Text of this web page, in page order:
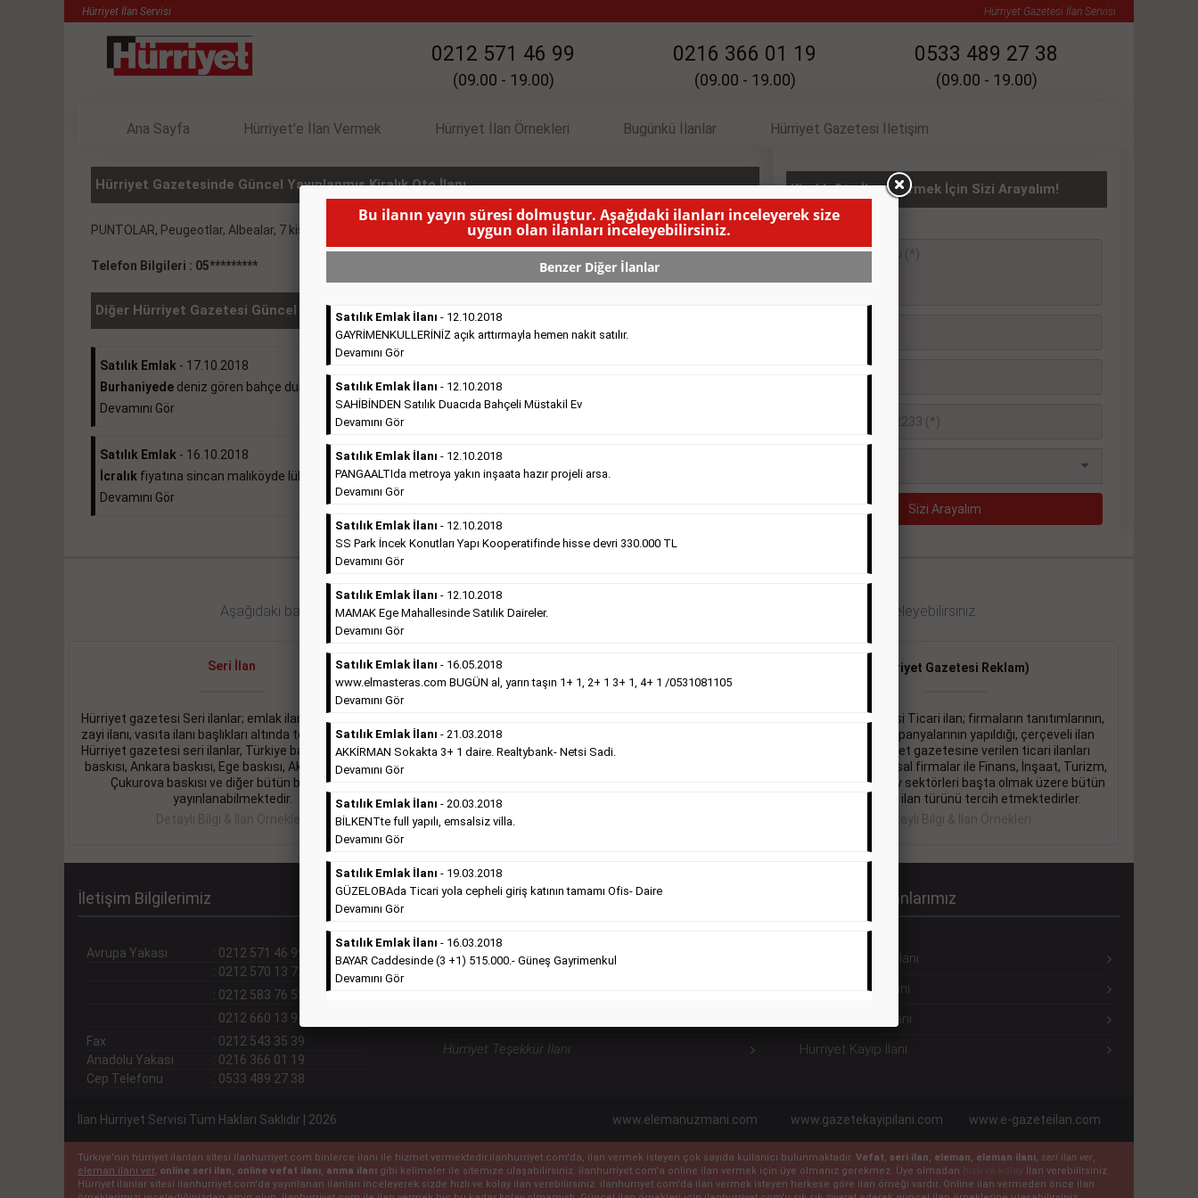
Hürriyet İlan Servisi Hürriyet Gazetesi İlan Servisi
0212 571 46 99
(09.00 - 19.00)
0216 366 01 19
(09.00 - 19.00)
0533 489 27 38
(09.00 - 19.00)
Ana Sayfa Hürriyet'e İlan Vermek Hürriyet İlan Örnekleri Bugünkü İlanlar Hürriyet Gazetesi İletişim
Hürriyet Gazetesinde Güncel Yayınlanmış Kiralık Oto İlanı
PUNTOLAR, Peugeotlar, Albealar, 7 kişilik Araçlar 0.532.130.90.45- ( BU İLANIN YAYINLANMA SÜRESİ DOLMUŞTUR )
Telefon Bilgileri : 05*********
Diğer Hürriyet Gazetesi Güncel İlanlar
Satılık Emlak - 17.10.2018
Burhaniyede deniz gören bahçe dubleksi 370.000e ...
Devamını Gör
Belediyesitesinde süper kelepir 415.000e ...
Devamını Gör
Satılık Emlak - 16.10.2018
İcralık fiyatına sincan malıköyde lüks daire ...
Devamını Gör
Satılık Emlak
Gebzedesatılık sıfır otel 34 odalı. ...
Kiralık Oto İlanı Vermek İçin Sizi Arayalım!
Aşağıdaki bağlantıları takip ederek Hürriyet gazetesi ilan türleri hakkında detaylara ulaşabilir, ilan örneklerini inceleyebilirsiniz.
Seri İlan
Hürriyet gazetesi Seri ilanlar; emlak ilanı, eleman ilanı,
zayi ilanı, vasıta ilanı başlıkları altında toplanmaktadır.
Hürriyet gazetesi seri ilanlar, Türkiye baskısı, İstanbul
baskısı, Ankara baskısı, Ege baskısı, Akdeniz baskısı,
Çukurova baskısı ve diğer bütün bölgelerde
yayınlanabilmektedir.
Detaylı Bilgi & İlan Örnekleri
Sosyal İlan
türü altında vefat ilanı anma ilan, başsağlığı ilanı,
teşekkür ilanı vb. ilan türleri toplanmaktadır. Ticari
(Hürriyet Gazetesi Reklam)
Hürriyet gazetesi Ticari ilan; firmaların tanıtımlarının,
duyuru ve kampanyalarının yapıldığı, çerçeveli ilan
çeşididir.Hüriyet gazetesine verilen ticari ilanları
genellikle kurumsal firmalar ile Finans, İnşaat, Turizm,
Eğitim, Otomotiv sektörleri başta olmak üzere bütün
sektörler bu ilan türünü tercih etmektedirler.
Detaylı Bilgi & İlan Örnekleri
İletişim Bilgilerimiz
Avrupa Yakası : 0212 571 46 99 (pbx)
: 0212 570 13 71
: 0212 583 76 53
: 0212 660 13 94
Fax
: 0212 543 35 39
Anadolu Yakası
: 0216 366 01 19
Cep Telefonu
: 0533 489 27 38
Hürriyet Sosyal İlanlarımız
Hürriyet Vefat İlanı
Hürriyet Teşekkür İlanı
Hürriyet Seri İlanlarımız
Hürriyet Eleman İlanı
Hürriyet Emlak İlanı
Hürriyet Vasıta İlanı
Hürriyet Kayıp İlanı
İlan Hürriyet Servisi Tüm Hakları Saklıdır | 2026 www.elemanuzmani.com www.gazetekayipilani.com www.e-gazeteilan.com
Türkiye'nin hürriyet ilanları sitesi ilanhurriyet.com binlerce ilanı ile hizmet vermektedir.ilanhurriyet.com'da, ilan vermek isteyen çok sayıda kullanıcı bulunmaktadır. Vefat, seri ilan, eleman, eleman ilanı, seri ilan ver,
eleman ilanı ver, online seri ilan, online vefat ilanı, anma ilanı gibi kelimeler ile sitemize ulaşabilirsiniz. ilanhurriyet.com'a online ilan vermek için üye olmanız gerekmez. Üye olmadan
İlan verebilirsiniz.
Hürriyet ilanlar sitesi ilanhurriyet.com'da yayınlanan ilanları inceleyerek sizde hızlı ve kolay ilan verebilirsiniz. ilanhurriyet.com'da ilan vermek isteyen herkese göre ilan örneği vardır. Online ilan vermeden önce ilan
Bu ilanın yayın süresi dolmuştur. Aşağıdaki ilanları inceleyerek size
uygun olan ilanları inceleyebilirsiniz.
Benzer Diğer İlanlar
Satılık Emlak İlanı - 12.10.2018
GAYRİMENKULLERİNİZ açık arttırmayla hemen nakit satılır.
Devamını Gör
Satılık Emlak İlanı - 12.10.2018
SAHİBİNDEN Satılık Duacıda Bahçeli Müstakil Ev
Devamını Gör
Satılık Emlak İlanı - 12.10.2018
PANGAALTIda metroya yakın inşaata hazır projeli arsa.
Devamını Gör
Satılık Emlak İlanı - 12.10.2018
SS Park İncek Konutları Yapı Kooperatifinde hisse devri 330.000 TL
Devamını Gör
Satılık Emlak İlanı - 12.10.2018
MAMAK Ege Mahallesinde Satılık Daireler.
Devamını Gör
Satılık Emlak İlanı - 16.05.2018
www.elmasteras.com BUGÜN al, yarın taşın 1+ 1, 2+ 1 3+ 1, 4+ 1 /0531081105
Devamını Gör
Satılık Emlak İlanı - 21.03.2018
AKKİRMAN Sokakta 3+ 1 daire. Realtybank- Netsi Sadi.
Devamını Gör
Satılık Emlak İlanı - 20.03.2018
BİLKENTte full yapılı, emsalsiz villa.
Devamını Gör
Satılık Emlak İlanı - 19.03.2018
GÜZELOBAda Ticari yola cepheli giriş katının tamamı Ofis- Daire
Devamını Gör
Satılık Emlak İlanı - 16.03.2018
BAYAR Caddesinde (3 +1) 515.000.- Güneş Gayrimenkul
Devamını Gör